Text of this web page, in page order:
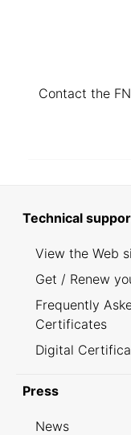
Contact the
Technical
View the Web
Get / Renew
Frequently
Certificates
Digital
Press
News